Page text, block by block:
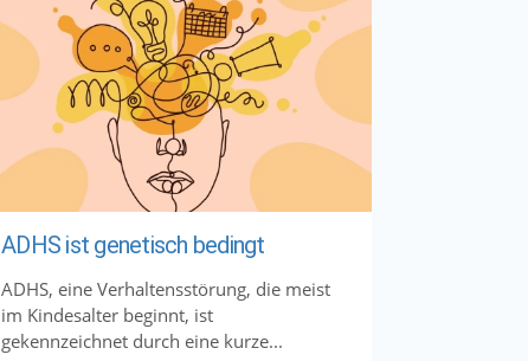
ADHS ist genetisch bedingt
ADHS, eine Verhaltensstörung, die meist
im Kindesalter beginnt, ist
gekennzeichnet durch eine kurze...